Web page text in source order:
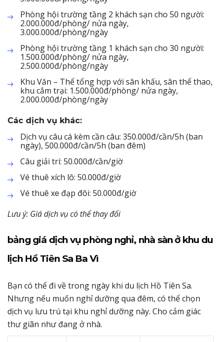
Phòng hội trường tầng 2 khách sạn cho 50 người:
2.000.000đ/phòng/ nửa ngày,
3.000.000đ/phòng/ngày
Phòng hội trường tầng 1 khách sạn cho 30 người:
1.500.000đ/phòng/ nửa ngày,
2.500.000đ/phòng/ngày
Khu Văn – Thể tổng hợp với sân khấu, sân thể thao,
khu cắm trại: 1.500.000đ/phòng/ nửa ngày,
2.000.000đ/phòng/ngày
Các dịch vụ khác:
Dịch vụ câu cá kèm cần câu: 350.000đ/cần/5h (ban
ngày), 500.000đ/cần/5h (ban đêm)
Câu giải trí: 50.000đ/cần/giờ
Vé thuê xích lô: 50.000đ/giờ
Vé thuê xe đạp đôi: 50.000đ/giờ
Lưu ý: Giá dịch vụ có thể thay đổi
bảng giá dịch vụ phòng nghỉ, nhà sàn ở khu du
lịch Hồ Tiên Sa Ba Vì
Bạn có thể đi về trong ngày khi du lịch Hồ Tiên Sa.
Nhưng nếu muốn nghỉ dưỡng qua đêm, có thể chọn
dịch vụ lưu trú tại khu nghỉ dưỡng này. Cho cảm giác
thư giãn như đang ở nhà.